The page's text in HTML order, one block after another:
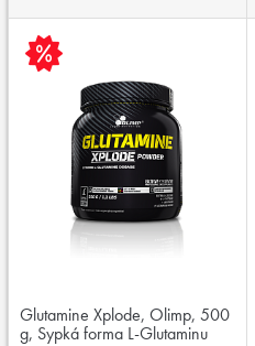
Glutamine Xplode, Olimp, 500
g, Sypká forma L-Glutaminu